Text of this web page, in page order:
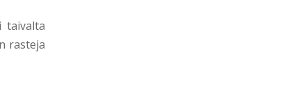
taivalta
rasteja